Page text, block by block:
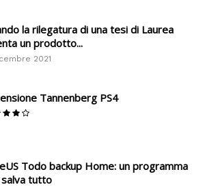
la rilegatura di una tesi di Laurea
un prodotto...
2021
Tannenberg PS4
Todo backup Home: un programma
salva tutto